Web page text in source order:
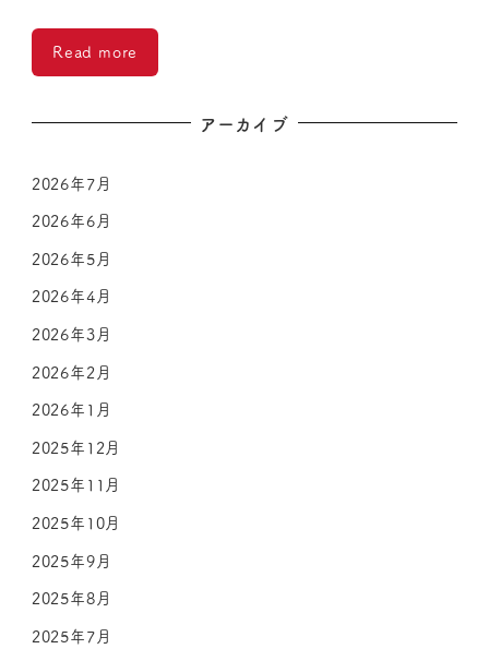
Read more
アーカイブ
2026年7月
2026年6月
2026年5月
2026年4月
2026年3月
2026年2月
2026年1月
2025年12月
2025年11月
2025年10月
2025年9月
2025年8月
2025年7月